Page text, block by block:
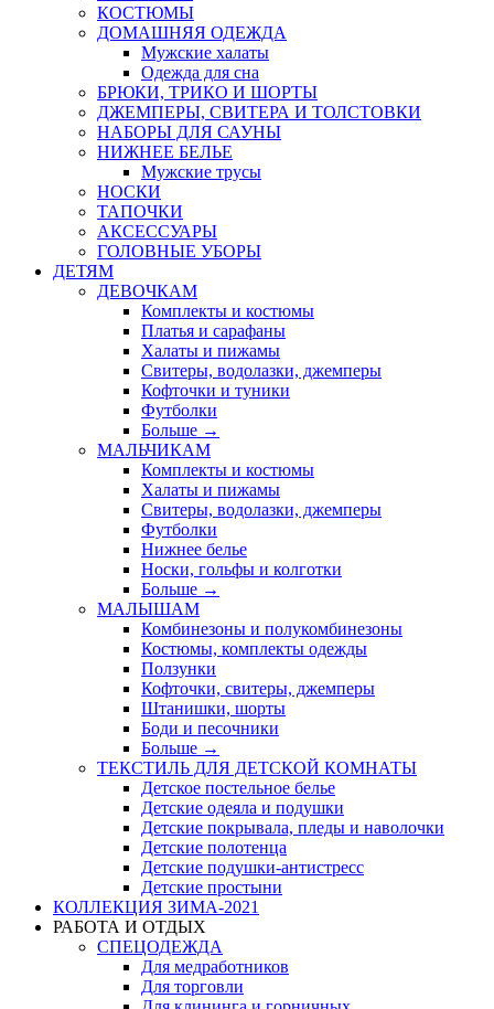
КОСТЮМЫ
ДОМАШНЯЯ ОДЕЖДА
Мужские халаты
Одежда для сна
БРЮКИ, ТРИКО И ШОРТЫ
ДЖЕМПЕРЫ, СВИТЕРА И ТОЛСТОВКИ
НАБОРЫ ДЛЯ САУНЫ
НИЖНЕЕ БЕЛЬЕ
Мужские трусы
НОСКИ
ТАПОЧКИ
АКСЕССУАРЫ
ГОЛОВНЫЕ УБОРЫ
ДЕТЯМ
ДЕВОЧКАМ
Комплекты и костюмы
Платья и сарафаны
Халаты и пижамы
Свитеры, водолазки, джемперы
Кофточки и туники
Футболки
Больше →
МАЛЬЧИКАМ
Комплекты и костюмы
Халаты и пижамы
Свитеры, водолазки, джемперы
Футболки
Нижнее белье
Носки, гольфы и колготки
Больше →
МАЛЫШАМ
Комбинезоны и полукомбинезоны
Костюмы, комплекты одежды
Ползунки
Кофточки, свитеры, джемперы
Штанишки, шорты
Боди и песочники
Больше →
ТЕКСТИЛЬ ДЛЯ ДЕТСКОЙ КОМНАТЫ
Детское постельное белье
Детские одеяла и подушки
Детские покрывала, пледы и наволочки
Детские полотенца
Детские подушки-антистресс
Детские простыни
КОЛЛЕКЦИЯ ЗИМА-2021
РАБОТА И ОТДЫХ
СПЕЦОДЕЖДА
Для медработников
Для торговли